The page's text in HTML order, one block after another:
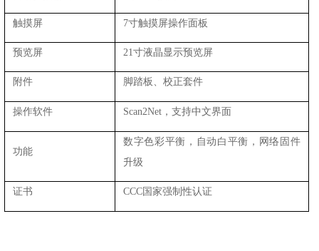
触摸屏 7寸触摸屏操作面板
预览屏 21寸液晶显示预览屏
附件 脚踏板、校正套件
操作软件 Scan2Net，支持中文界面
功能
数字色彩平衡，自动白平衡，网络固件
升级
证书 CCC国家强制性认证